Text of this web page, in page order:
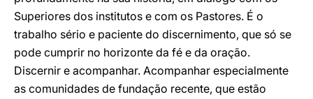
Superiores dos institutos e com os Pastores. É o
trabalho sério e paciente do discernimento, que só se
pode cumprir no horizonte da fé e da oração.
Discernir e acompanhar. Acompanhar especialmente
as comunidades de fundação recente, que estão